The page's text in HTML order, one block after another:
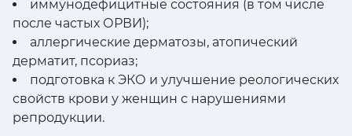
иммунодефицитные состояния (в том числе
после частых ОРВИ);
аллергические дерматозы, атопический
дерматит, псориаз;
подготовка к ЭКО и улучшение реологических
свойств крови у женщин с нарушениями
репродукции.